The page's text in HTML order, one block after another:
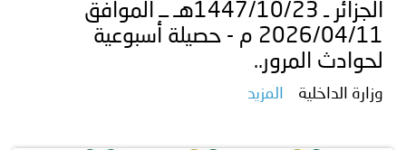
الجزائر ـ 1447/10/23هـ ــ الموافق
2026/04/11 م - حصيلة أسبوعية
لحوادث المرور..
وزارة الداخلية المزيد